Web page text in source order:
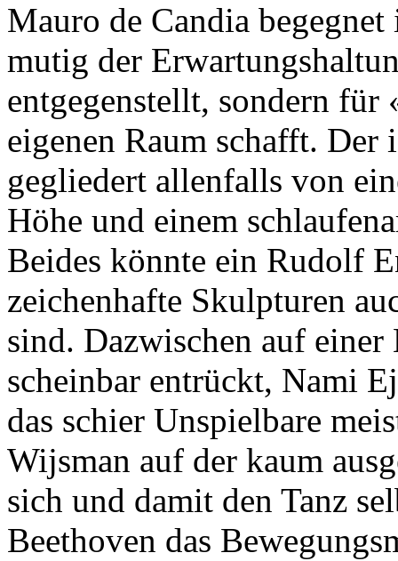
Mauro de Candia
mutig der
entgegenstellt, sondern für
eigenen Raum schafft. Der
gegliedert allenfalls von
Höhe und einem
Beides könnte ein Rudolf
zeichenhafte Skulpturen
sind. Dazwischen auf einer
scheinbar entrückt, Nami
das schier Unspielbare
Wijsman auf der kaum
sich und damit den Tanz
Beethoven das